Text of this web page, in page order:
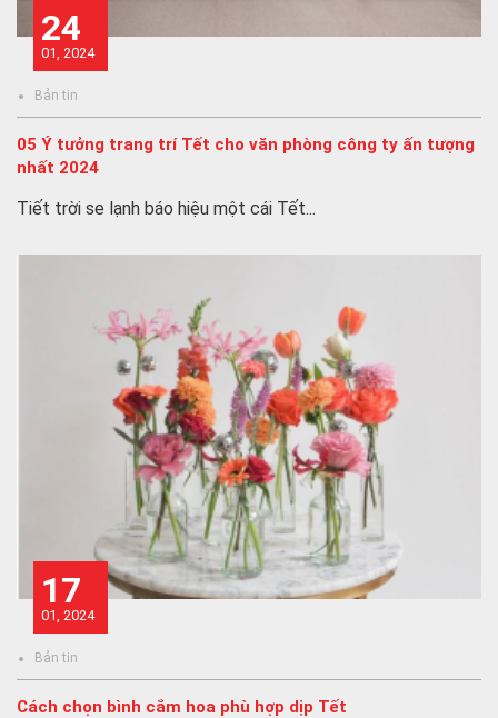
24
01, 2024
Bản tin
05 Ý tưởng trang trí Tết cho văn phòng công ty ấn tượng
nhất 2024
Tiết trời se lạnh báo hiệu một cái Tết...
17
01, 2024
Bản tin
Cách chọn bình cắm hoa phù hợp dịp Tết